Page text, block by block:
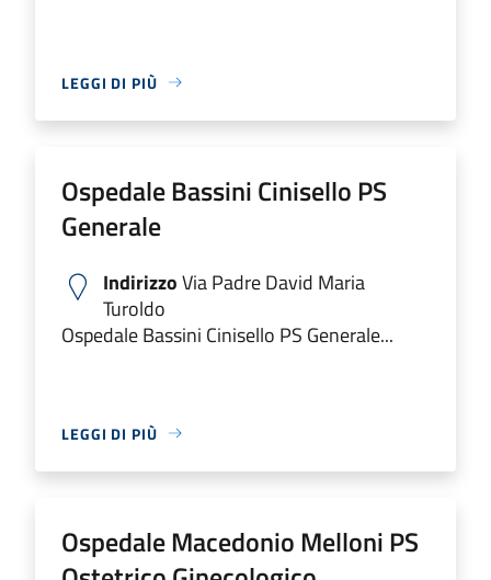
LEGGI DI PIÙ
Ospedale Bassini Cinisello PS
Generale
IndirizzoVia Padre David Maria
Turoldo
Ospedale Bassini Cinisello PS Generale...
LEGGI DI PIÙ
Ospedale Macedonio Melloni PS